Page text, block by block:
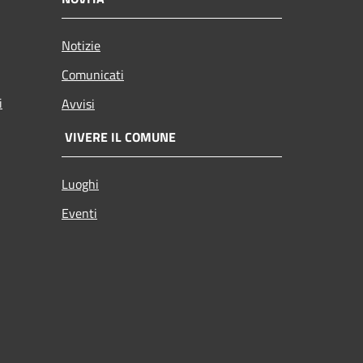
Notizie
Comunicati
Avvisi
VIVERE IL COMUNE
Luoghi
Eventi